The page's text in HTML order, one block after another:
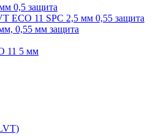
0,5 защита
ECO 11 SPC 2,5 мм 0,55 защита
0,55 мм защита
11 5 мм